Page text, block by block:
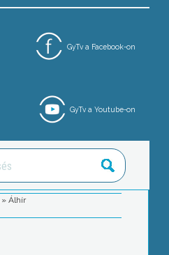
GyTv a Facebook-on
GyTv a Youtube-on
»Álhír